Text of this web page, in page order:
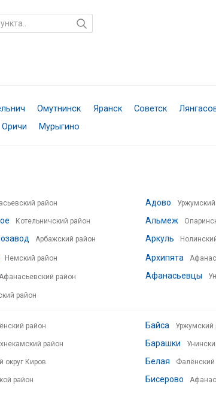
Омутнинск Яранск Советск
Оричи Мурыгино
район Адово
Котельничский район Альмеж
Арбажский район Аркуль
Немский район Архипята
район Афанасьевцы
район
район Байса Уржумский
район Барашки
округ Киров Белая Фалёнский
район Бисерово